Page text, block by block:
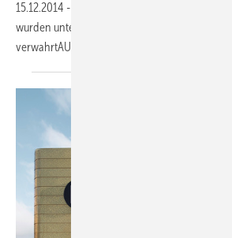
15.12.2014 -
wurden unter Einsatz von Walzblei saniert und
verwahrtAUTOR: Kai Christian